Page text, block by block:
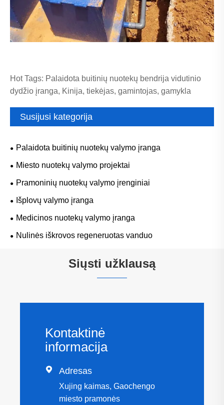
Hot Tags: Palaidota buitinių nuotekų bendrija vidutinio
dydžio įranga, Kinija, tiekėjas, gamintojas, gamykla
Susijusi kategorija
Palaidota buitinių nuotekų valymo įranga
Miesto nuotekų valymo projektai
Pramoninių nuotekų valymo įrenginiai
Išplovų valymo įranga
Medicinos nuotekų valymo įranga
Nulinės iškrovos regeneruotas vanduo
Siųsti užklausą
Kontaktinė
informacija
 Adresas
Xujing kaimas, Gaochengo
miesto pramonės